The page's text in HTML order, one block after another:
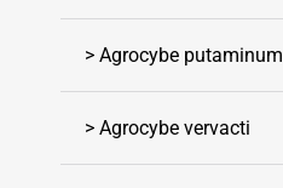
> Agrocybe putaminum
> Agrocybe vervacti